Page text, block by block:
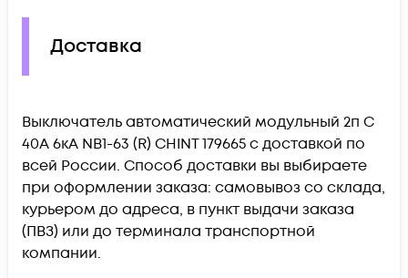
Доставка
Выключатель автоматический модульный 2п C
40А 6кА NB1-63 (R) CHINT 179665 c доставкой по
всей России. Способ доставки вы выбираете
при оформлении заказа: самовывоз со склада,
курьером до адреса, в пункт выдачи заказа
(ПВЗ) или до терминала транспортной
компании.